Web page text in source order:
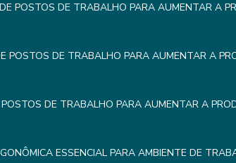
POSTOS DE TRABALHO PARA AUMENTAR A
POSTOS DE TRABALHO PARA AUMENTAR A
DE TRABALHO PARA AUMENTAR A
ESSENCIAL PARA AMBIENTE DE